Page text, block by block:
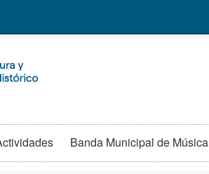
Banda Municipal de Música